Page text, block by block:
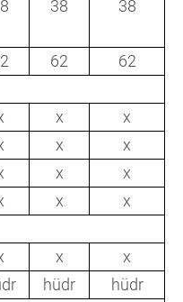
38 38
62
62
x
x
x
x
x
x
x
x
x
x
hüdr
hüdr